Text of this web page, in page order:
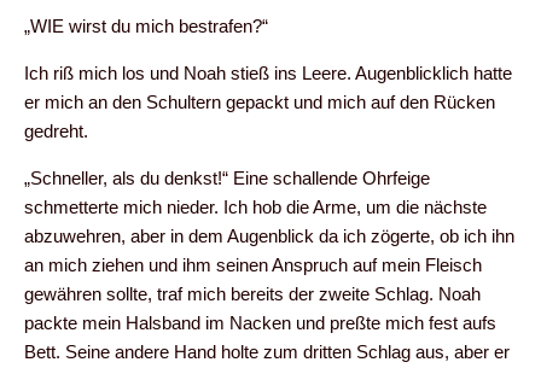
„WIE wirst du mich bestrafen?“
Ich riß mich los und Noah stieß ins Leere. Augenblicklich hatte
er mich an den Schultern gepackt und mich auf den Rücken
gedreht.
„Schneller, als du denkst!“ Eine schallende Ohrfeige
schmetterte mich nieder. Ich hob die Arme, um die nächste
abzuwehren, aber in dem Augenblick da ich zögerte, ob ich ihn
an mich ziehen und ihm seinen Anspruch auf mein Fleisch
gewähren sollte, traf mich bereits der zweite Schlag. Noah
packte mein Halsband im Nacken und preßte mich fest aufs
Bett. Seine andere Hand holte zum dritten Schlag aus, aber er